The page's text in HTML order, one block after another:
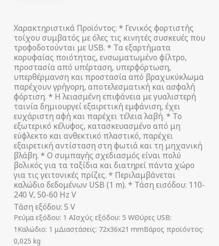
Χαρακτηριστικά Προϊόντος: * Γενικός φορτιστής
τοίχου συμβατός με όλες τις κινητές συσκευές που
τροφοδοτούνται με USB. * Τα εξαρτήματα
κορυφαίας ποιότητας, ενσωματωμένο φίλτρο,
προστασία από υπέρταση, υπερφόρτωση,
υπερθέρμανση και προστασία από βραχυκύκλωμα
παρέχουν γρήγορη, αποτελεσματική και ασφαλή
φόρτιση. * Η λειασμένη επιφάνεια με γυαλιστερή
ταινία δημιουργεί εξαιρετική εμφάνιση, έχει
ευχάριστη αφή και παρέχει τέλεια λαβή. * Το
εξωτερικό κέλυφος, κατασκευασμένο από μη
εύφλεκτο και ανθεκτικό πλαστικό, παρέχει
εξαιρετική αντίσταση στη φωτιά και τη μηχανική
βλάβη. * Ο συμπαγής σχεδιασμός είναι πολύ
βολικός για τα ταξίδια και διατηρεί πάντα χώρο
για τις γειτονικές πρίζες. * Περιλαμβάνεται
καλώδιο δεδομένων USB (1 m). * Τάση εισόδου: 110-
240 V, 50-60 Hz V
Τάση εξόδου: 5 V
Ρεύμα εξόδου: 1 AΙσχύς εξόδου: 5 WΘύρες USB:
1Καλώδιο: 1 μΔιαστάσεις: 72x36x21 mmΒάρος προϊόντος:
0,025 kg